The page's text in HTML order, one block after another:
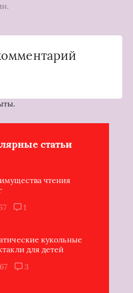
статьи
чтения
1
кукольные
для детей
3